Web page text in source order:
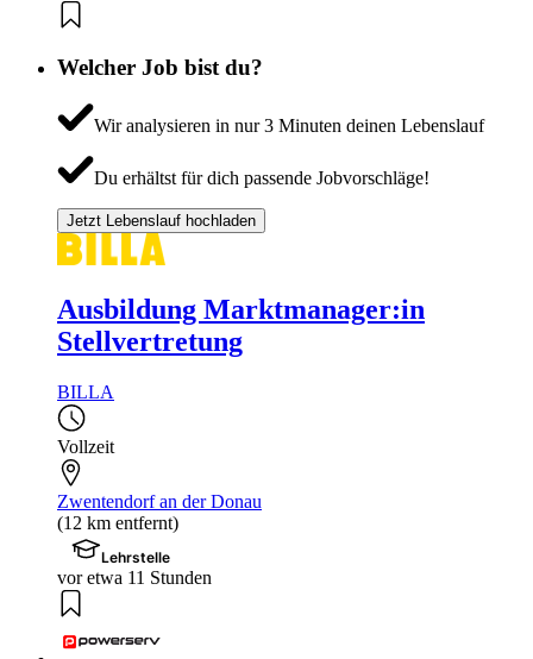
Welcher Job bist du?
Wir analysieren in nur 3 Minuten deinen Lebenslauf
Du erhältst für dich passende Jobvorschläge!
Jetzt Lebenslauf hochladen
Ausbildung Marktmanager:in
Stellvertretung
BILLA
Vollzeit
Zwentendorf an der Donau
(12 km entfernt)
Lehrstelle
vor etwa 11 Stunden